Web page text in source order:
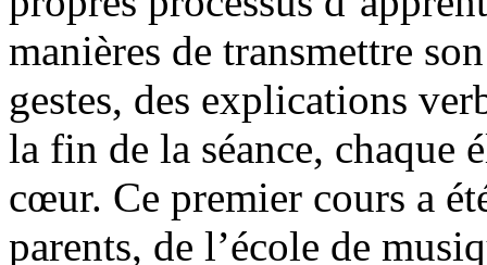
manières de transmettre
gestes, des explications
la fin de la séance, chaque
cœur. Ce premier cours a
parents, de l’école de